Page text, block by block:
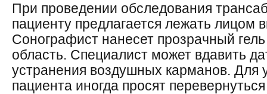
При проведении обследования
пациенту предлагается лежать лицом
Сонографист нанесет прозрачный
область. Специалист может вдавить
устранения воздушных карманов. Для
пациента иногда просят